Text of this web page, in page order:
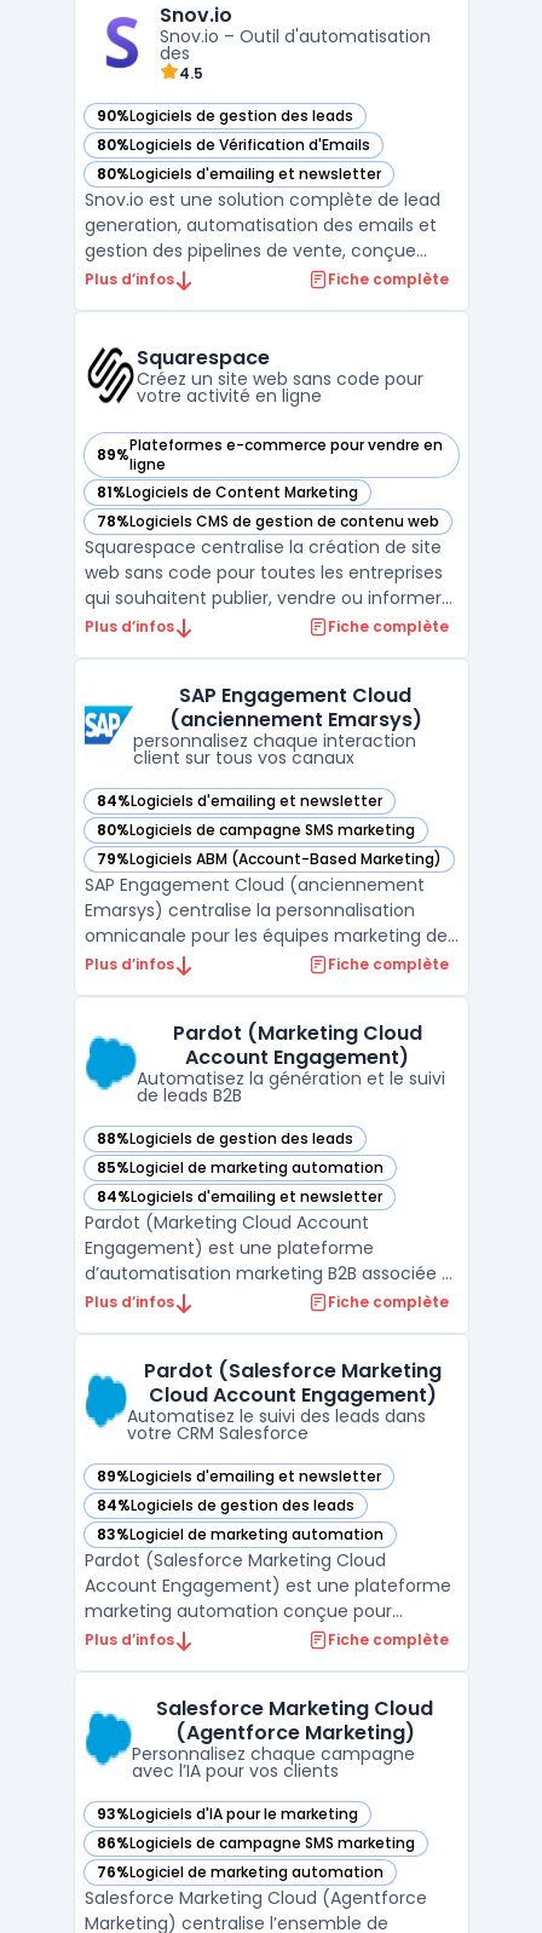
croissance, confrontés à la difficulté de
trouver des prospects f ...
Snov.io
Snov.io – Outil d'automatisation
des
4.5
90%Logiciels de gestion des leads
— voir Snov.io dans cette catégorie
80%Logiciels de Vérification d'Emails
— voir Snov.io dans cette catégorie
80%Logiciels d'emailing et newsletter
— voir Snov.io dans cette catégorie
Snov.io est une solution complète de lead
generation, automatisation des emails et
gestion des pipelines de vente, conçue
pour optimiser le processus de prospection
grâce à un puissant email finder et
d'automatiser les ...
Plus d’infos Fiche complète
Squarespace
Créez un site web sans code pour
votre activité en ligne
89%Plateformes e-commerce pour vendre en
ligne
— voir Squarespace dans cette catégorie
81%Logiciels de Content Marketing
— voir Squarespace dans cette catégorie
78%Logiciels CMS de gestion de contenu web
— voir Squarespace dans cette catégorie
Squarespace centralise la création de site
web sans code pour toutes les entreprises
qui souhaitent publier, vendre ou informer
en ligne sans expertise technique interne.
gérer un blog ou un portfolio, suivre l’activ ...
Plus d’infos Fiche complète
SAP Engagement Cloud
(anciennement Emarsys)
personnalisez chaque interaction
client sur tous vos canaux
84%Logiciels d'emailing et newsletter
— voir SAP Engagement Cloud (anciennement Emarsys)
80%Logiciels de campagne SMS marketing
— voir SAP Engagement Cloud (anciennement Emarsys)
79%Logiciels ABM (Account-Based Marketing)
— voir SAP Engagement Cloud (anciennement Emarsys)
SAP Engagement Cloud (anciennement
Emarsys) centralise la personnalisation
omnicanale pour les équipes marketing des
grandes marques, en unifiant les données
opérant sur plusieurs canaux, ce logiciel
traite en temps rée ...
Plus d’infos Fiche complète
Pardot (Marketing Cloud
Account Engagement)
Automatisez la génération et le suivi
de leads B2B
88%Logiciels de gestion des leads
— voir Pardot (Marketing Cloud Account Engagement)
85%Logiciel de marketing automation
— voir Pardot (Marketing Cloud Account Engagement)
84%Logiciels d'emailing et newsletter
— voir Pardot (Marketing Cloud Account Engagement)
Pardot (Marketing Cloud Account
Engagement) est une plateforme
d’automatisation marketing B2B associée à
Salesforce CRM, destinée à la gestion de la
marketing et ventes repose sur une
intégration complète avec le CRM. L ...
Plus d’infos Fiche complète
Pardot (Salesforce Marketing
Cloud Account Engagement)
Automatisez le suivi des leads dans
votre CRM Salesforce
89%Logiciels d'emailing et newsletter
— voir Pardot (Salesforce Marketing Cloud Account
84%Logiciels de gestion des leads
— voir Pardot (Salesforce Marketing Cloud Account
83%Logiciel de marketing automation
— voir Pardot (Salesforce Marketing Cloud Account
Pardot (Salesforce Marketing Cloud
Account Engagement) est une plateforme
marketing automation conçue pour
synchroniser les activités marketing et
cycles de vente longs ou des besoins de
qualification, de nurturing ...
Plus d’infos Fiche complète
Salesforce Marketing Cloud
(Agentforce Marketing)
Personnalisez chaque campagne
avec l’IA pour vos clients
93%Logiciels d'IA pour le marketing
— voir Salesforce Marketing Cloud (Agentforce Marketing)
86%Logiciels de campagne SMS marketing
— voir Salesforce Marketing Cloud (Agentforce Marketing)
76%Logiciel de marketing automation
— voir Salesforce Marketing Cloud (Agentforce Marketing)
Salesforce Marketing Cloud (Agentforce
Marketing) centralise l’ensemble de